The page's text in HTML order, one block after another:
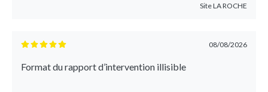
SiteLA ROCHE
08/08/2026
Format du rapport d’intervention illisible